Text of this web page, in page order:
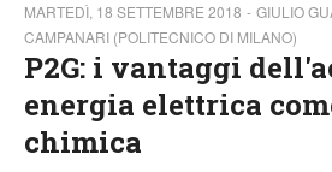
MARTEDÌ, 18 SETTEMBRE 2018
GIULIO
CAMPANARI (POLITECNICO DI MILANO)
P2G: i vantaggi
energia elettrica
chimica